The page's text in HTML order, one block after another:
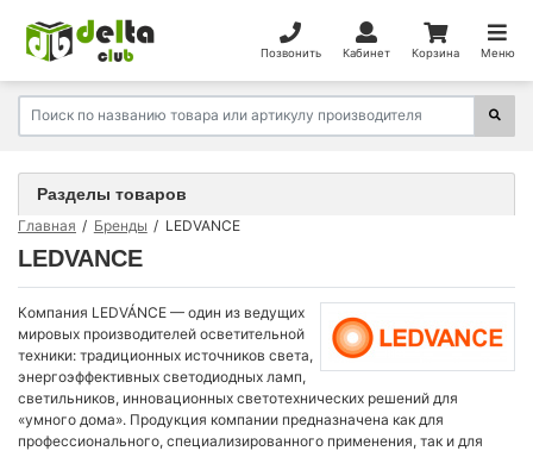
Позвонить Кабинет Корзина Меню
Главная Бренды LEDVANCE
LEDVANCE
Компания LEDVÁNCE — один из ведущих
мировых производителей осветительной
техники: традиционных источников света,
энергоэффективных светодиодных ламп,
светильников, инновационных светотехнических решений для
«умного дома». Продукция компании предназначена как для
профессионального, специализированного применения, так и для
Разделы товаров